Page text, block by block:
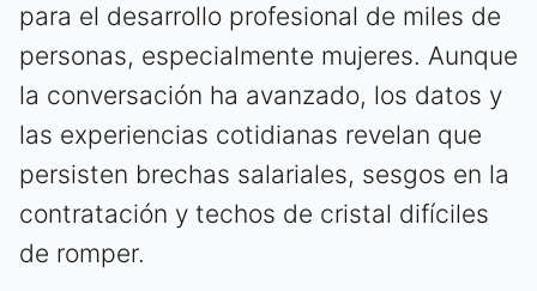
para el desarrollo profesional de miles de
personas, especialmente mujeres. Aunque
la conversación ha avanzado, los datos y
las experiencias cotidianas revelan que
persisten brechas salariales, sesgos en la
contratación y techos de cristal difíciles
de romper.